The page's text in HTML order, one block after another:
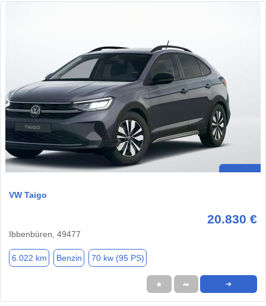
VW Taigo
20.830 €
Ibbenbüren, 49477
6.022 km Benzin 70 kw (95 PS)
★ ➦ ➜